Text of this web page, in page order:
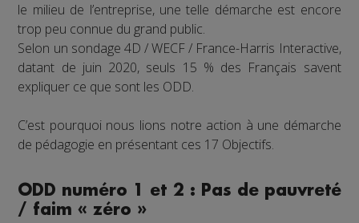
le milieu de l’entreprise, une telle démarche est encore
trop peu connue du grand public.
Selon un sondage 4D / WECF / France-Harris Interactive,
datant de juin 2020, seuls 15 % des Français savent
expliquer ce que sont les ODD.
C’est pourquoi nous lions notre action à une démarche
de pédagogie en présentant ces 17 Objectifs.
ODD numéro 1 et 2 : Pas de pauvreté
/ faim « zéro »